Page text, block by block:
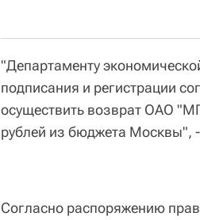
"Департаменту
подписания и регистрации
осуществить возврат ОАО
рублей из бюджета Москвы",
Согласно распоряжению